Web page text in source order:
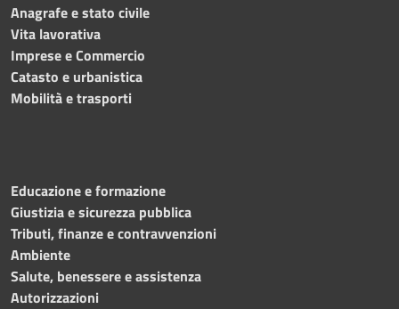
Anagrafe e stato civile
Vita lavorativa
Imprese e Commercio
Catasto e urbanistica
Mobilità e trasporti
Educazione e formazione
Giustizia e sicurezza pubblica
Tributi, finanze e contravvenzioni
Ambiente
Salute, benessere e assistenza
Autorizzazioni